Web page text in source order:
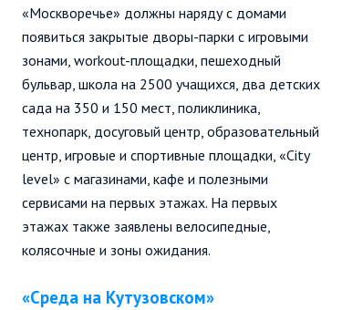
«Москворечье» должны наряду с домами
появиться закрытые дворы-парки с игровыми
зонами, workout-площадки, пешеходный
бульвар, школа на 2500 учащихся, два детских
сада на 350 и 150 мест, поликлиника,
технопарк, досуговый центр, образовательный
центр, игровые и спортивные площадки, «City
level» с магазинами, кафе и полезными
сервисами на первых этажах. На первых
этажах также заявлены велосипедные,
колясочные и зоны ожидания.
«Среда на Кутузовском»